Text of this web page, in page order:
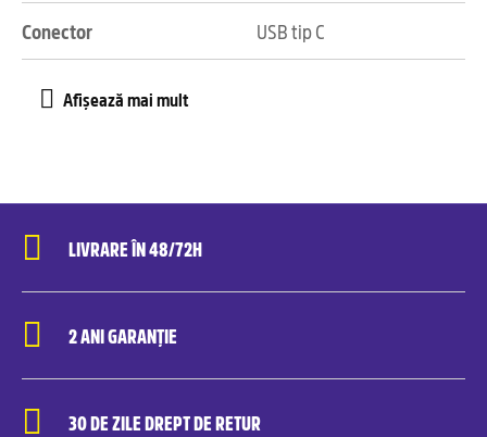
Conector USB tip C
LIVRARE ÎN 48/72H
2 ANI GARANȚIE
30 DE ZILE DREPT DE RETUR